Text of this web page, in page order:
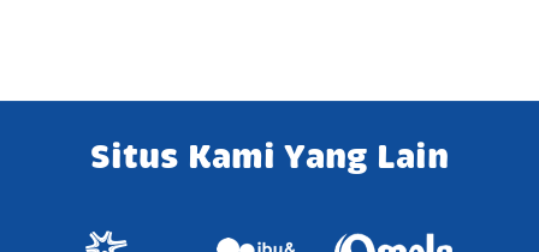
Situs Kami Yang Lain